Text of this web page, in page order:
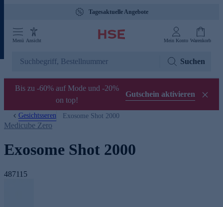
Tagesaktuelle Angebote
Menü Ansicht Mein Konto Warenkorb
Suchen
Bis zu -60% auf Mode und -20%
on top!
Gutschein aktivieren
Gesichtsseren Exosome Shot 2000
Medicube Zero
Exosome Shot 2000
487115